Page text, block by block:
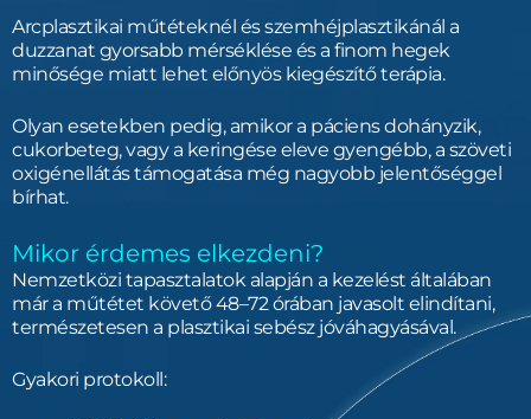
Arcplasztikai műtéteknél és szemhéjplasztikánál a
duzzanat gyorsabb mérséklése és a finom hegek
minősége miatt lehet előnyös kiegészítő terápia.
Olyan esetekben pedig, amikor a páciens dohányzik,
cukorbeteg, vagy a keringése eleve gyengébb, a szöveti
oxigénellátás támogatása még nagyobb jelentőséggel
bírhat.
Mikor érdemes elkezdeni?
Nemzetközi tapasztalatok alapján a kezelést általában
már a műtétet követő 48–72 órában javasolt elindítani,
természetesen a plasztikai sebész jóváhagyásával.
Gyakori protokoll: